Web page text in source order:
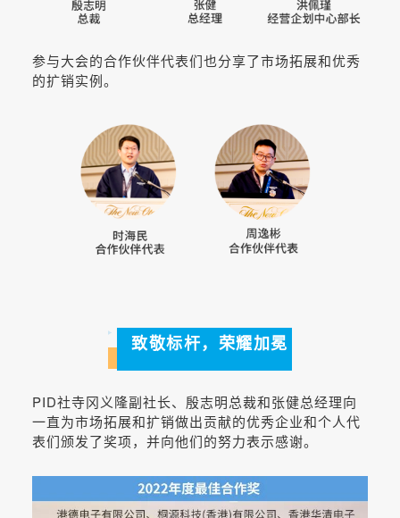
参与大会的合作伙伴代表们也分享了市场拓展和优秀
的扩销实例。
致敬标杆，荣耀加冕
PID社寺冈义隆副社长、殷志明总裁和张健总经理向
一直为市场拓展和扩销做出贡献的优秀企业和个人代
表们颁发了奖项，并向他们的努力表示感谢。